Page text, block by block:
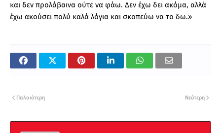
και δεν προλάβαινα ούτε να φάω. Δεν έχω δει ακόμα, αλλά
έχω ακούσει πολύ καλά λόγια και σκοπεύω να το δω.»
Νεότερη
Παλαιότερη